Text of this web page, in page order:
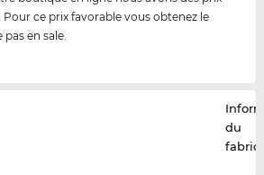
ce prix favorable vous obtenez le
en sale.
du